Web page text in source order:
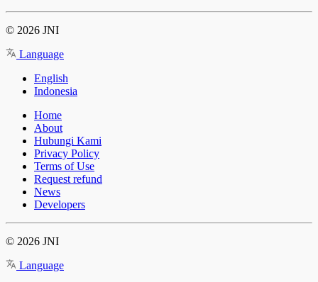
© 2026 JNI
Language
English
Indonesia
Home
About
Hubungi Kami
Privacy Policy
Terms of Use
Request refund
News
Developers
© 2026 JNI
Language